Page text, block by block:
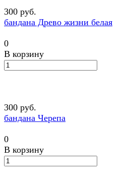
300 руб.
бандана Древо жизни белая
0
В корзину
300 руб.
бандана Черепа
0
В корзину